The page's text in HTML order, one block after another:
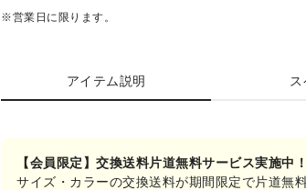
※営業日に限ります。
アイテム説明
【会員限定】交換送料片道無料サービス実施中！
サイズ・カラーの交換送料が期間限定で片道無